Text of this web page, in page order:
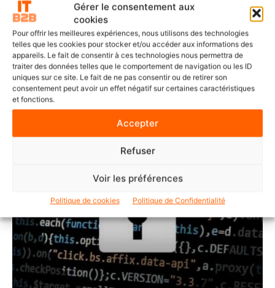
Gérer le consentement aux
cookies
Pour offrir les meilleures expériences, nous utilisons des technologies
telles que les cookies pour stocker et/ou accéder aux informations des
appareils. Le fait de consentir à ces technologies nous permettra de
traiter des données telles que le comportement de navigation ou les ID
uniques sur ce site. Le fait de ne pas consentir ou de retirer son
consentement peut avoir un effet négatif sur certaines caractéristiques
et fonctions.
Accepter
Refuser
Voir les préférences
Politique de cookies Politique de Confidentialité
POINTS DE VUE
IA agentique : les décisions qui feront la
réussite de votre transformation